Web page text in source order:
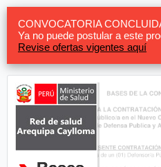
CONVOCATORIA
Ya no puede postular a este
Revise ofertas vigentes aquí